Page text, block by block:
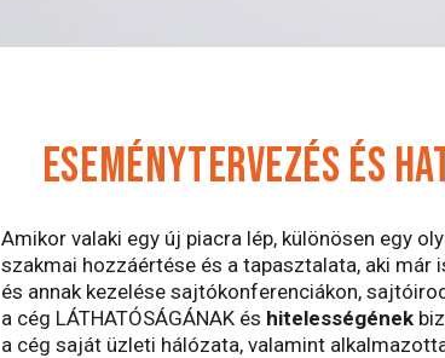
ESEMÉNYTERVEZÉS ÉS
Amikor valaki egy új piacra lép, különösen egy
szakmai hozzáértése és a tapasztalata, aki
és annak kezelése sajtókonferenciákon,
a cég LÁTHATÓSÁGÁNAK és hitelességének
a cég saját üzleti hálózata, valamint